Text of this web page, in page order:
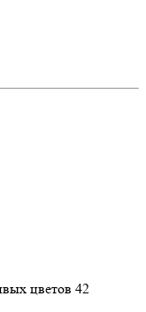
цветов 42